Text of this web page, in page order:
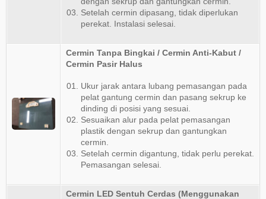
Setelah cermin dipasang, tidak diperlukan
perekat. Instalasi selesai.
Cermin Tanpa Bingkai / Cermin Anti-Kabut /
Cermin Pasir Halus
Ukur jarak antara lubang pemasangan pada
pelat gantung cermin dan pasang sekrup ke
dinding di posisi yang sesuai.
Sesuaikan alur pada pelat pemasangan
plastik dengan sekrup dan gantungkan
cermin.
Setelah cermin digantung, tidak perlu perekat.
Pemasangan selesai.
Cermin LED Sentuh Cerdas (Menggunakan